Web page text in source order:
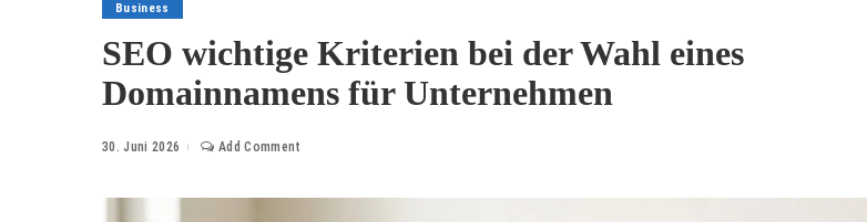
Business
SEO wichtige Kriterien bei der Wahl eines
Domainnamens für Unternehmen
30. Juni 2026 Add Comment